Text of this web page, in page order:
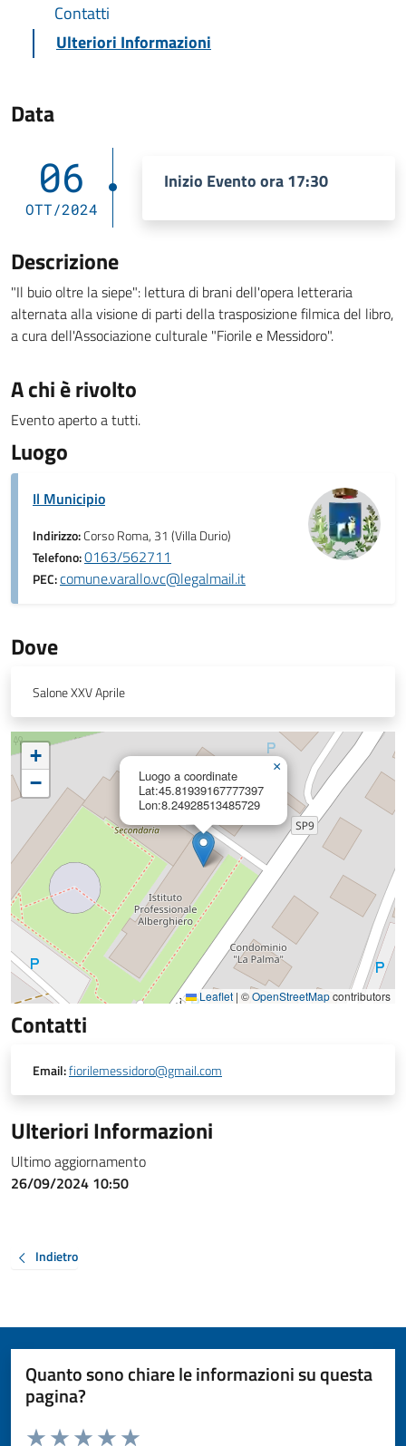
Contatti
Ulteriori Informazioni
Data
06
OTT/2024
Inizio Evento ora 17:30
Descrizione
"Il buio oltre la siepe": lettura di brani dell'opera letteraria
alternata alla visione di parti della trasposizione filmica del libro,
a cura dell'Associazione culturale "Fiorile e Messidoro".
A chi è rivolto
Evento aperto a tutti.
Luogo
Il Municipio
Indirizzo:Corso Roma, 31 (Villa Durio)
Telefono:0163/562711
PEC:comune.varallo.vc@legalmail.it
Dove
Salone XXV Aprile
Luogo a coordinate
Lat:45.81939167777397
Lon:8.24928513485729
×
+
−
Leaflet | ©OpenStreetMapcontributors
Contatti
Email:fiorilemessidoro@gmail.com
Ulteriori Informazioni
Ultimo aggiornamento
26/09/2024 10:50
Indietro
Quanto sono chiare le informazioni su questa
pagina?
Valuta da 1 a 5 stelle la pagina